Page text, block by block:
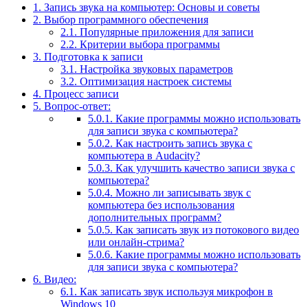
1. Запись звука на компьютер: Основы и советы
2. Выбор программного обеспечения
2.1. Популярные приложения для записи
2.2. Критерии выбора программы
3. Подготовка к записи
3.1. Настройка звуковых параметров
3.2. Оптимизация настроек системы
4. Процесс записи
5. Вопрос-ответ:
5.0.1. Какие программы можно использовать
для записи звука с компьютера?
5.0.2. Как настроить запись звука с
компьютера в Audacity?
5.0.3. Как улучшить качество записи звука с
компьютера?
5.0.4. Можно ли записывать звук с
компьютера без использования
дополнительных программ?
5.0.5. Как записать звук из потокового видео
или онлайн-стрима?
5.0.6. Какие программы можно использовать
для записи звука с компьютера?
6. Видео:
6.1. Как записать звук используя микрофон в
Windows 10